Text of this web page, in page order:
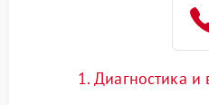
1. Диагностика